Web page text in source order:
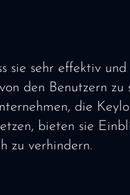
sehr effektiv und
den Benutzern zu
die
bieten sie
zu verhindern.